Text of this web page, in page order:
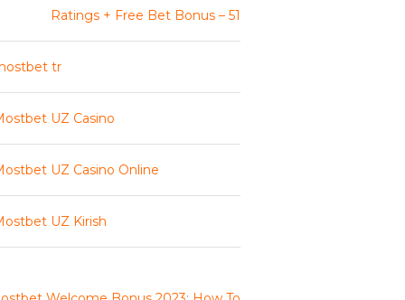
Ratings + Free Bet Bonus – 51
tr
UZ Casino
UZ Casino Online
UZ Kirish